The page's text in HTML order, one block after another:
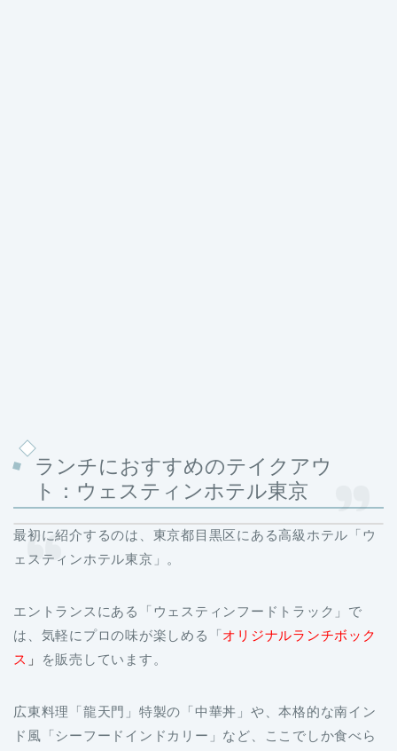
ランチにおすすめのテイクアウ
ト：ウェスティンホテル東京
最初に紹介するのは、東京都目黒区にある高級ホテル「ウ
ェスティンホテル東京」。
エントランスにある「ウェスティンフードトラック」で
は、気軽にプロの味が楽しめる「オリジナルランチボック
ス 」 を販売しています。
広東料理「龍天門」特製の「中華丼」や、本格的な南イン
ド風「シーフードインドカリー」など、ここでしか食べら